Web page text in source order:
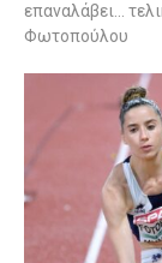
επαναλάβει…
Φωτοπούλου